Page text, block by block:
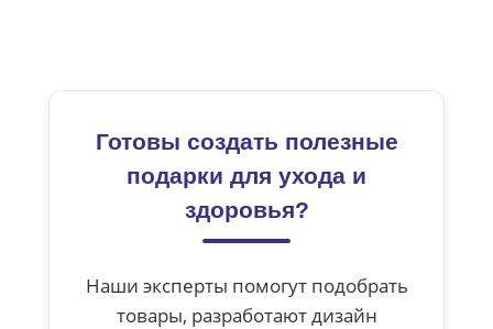
Готовы создать полезные
подарки для ухода и
здоровья?
Наши эксперты помогут подобрать
товары, разработают дизайн